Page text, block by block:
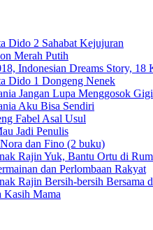
Dido 2 Sahabat Kejujuran
Merah Putih
Indonesian Dreams Story, 18
Dido 1 Dongeng Nenek
Jangan Lupa Menggosok Gigi
Aku Bisa Sendiri
Fabel Asal Usul
Jadi Penulis
dan Fino (2 buku)
Rajin Yuk, Bantu Ortu di
dan Perlombaan Rakyat
Rajin Bersih-bersih Bersama
Kasih Mama